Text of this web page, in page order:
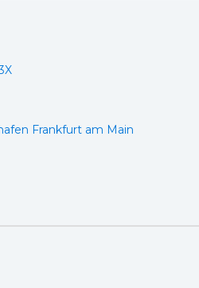
Frankfurt am Main